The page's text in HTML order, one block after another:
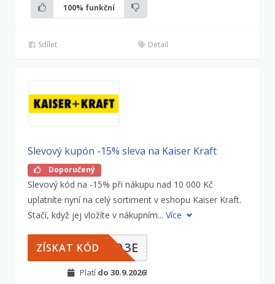
100% funkční
Sdílet Detail
Slevový kupón -15% sleva na Kaiser Kraft
Doporučený
Slevový kód na -15% při nákupu nad 10 000 Kč
uplatníte nyní na celý sortiment v eshopu Kaiser Kraft.
Stačí, když jej vložíte v nákupním... Více
ZQ3E
ZÍSKAT KÓD
Platí do 30.9.2026!